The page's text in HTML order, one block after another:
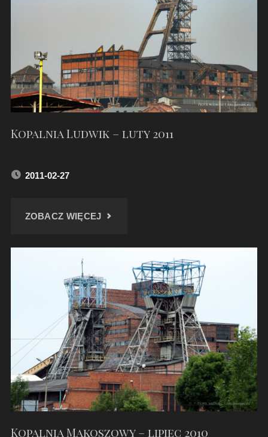
Kopalnia Ludwik – luty 2011
2011-02-27
ZOBACZ WIĘCEJ"KOPALNIA
–
LUTY
2011"
Kopalnia Makoszowy – lipiec 2010